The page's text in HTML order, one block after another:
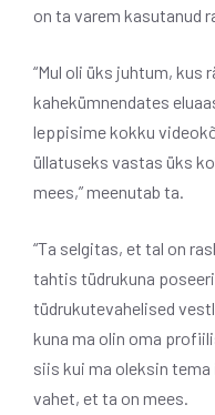
on ta varem kasutanud
“Mul oli üks juhtum, kus
kahekümnendates
leppisime kokku
üllatuseks vastas üks
mees,” meenutab ta.
“Ta selgitas, et tal on
tahtis tüdrukuna
tüdrukutevahelised
kuna ma olin oma
siis kui ma oleksin
vahet, et ta on mees.